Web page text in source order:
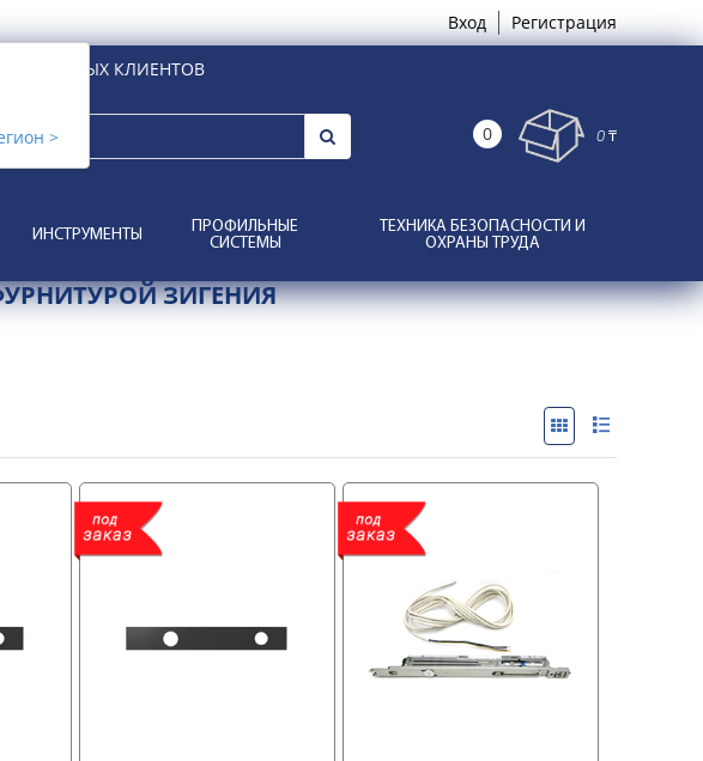
>
Вход Регистрация
КЛИЕНТОВ
0 0 ₸
ИНСТРУМЕНТЫ
ПРОФИЛЬНЫЕ
СИСТЕМЫ
ТЕХНИКА БЕЗОПАСНОСТИ И
ОХРАНЫ ТРУДА
ЗИГЕНИЯ